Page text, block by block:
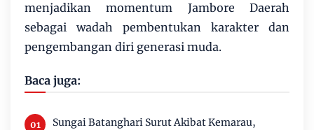
menjadikan momentum Jambore Daerah
sebagai wadah pembentukan karakter dan
pengembangan diri generasi muda.
Baca juga:
Sungai Batanghari Surut Akibat Kemarau,